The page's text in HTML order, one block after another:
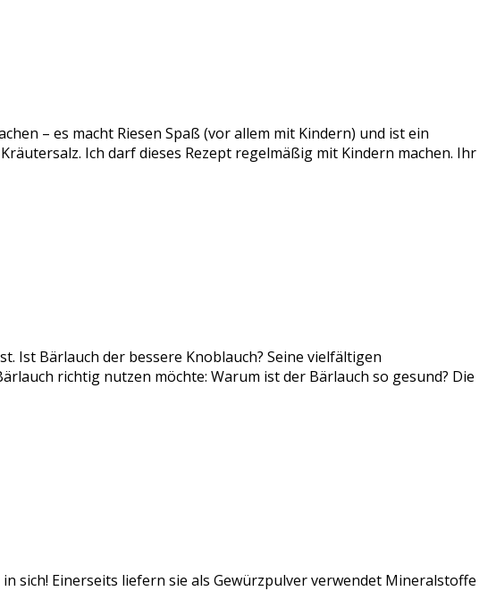
– es macht Riesen Spaß (vor allem mit Kindern) und ist ein
Ich darf dieses Rezept regelmäßig mit Kindern machen. Ihr
Ist Bärlauch der bessere Knoblauch? Seine vielfältigen
richtig nutzen möchte: Warum ist der Bärlauch so gesund? Die
sich! Einerseits liefern sie als Gewürzpulver verwendet Mineralstoffe